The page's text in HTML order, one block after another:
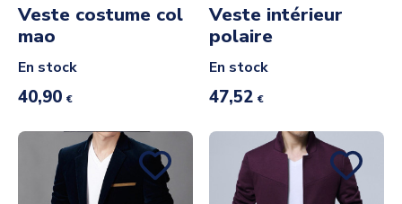
Veste costume col
mao
En stock
40,90 €
Veste intérieur
polaire
En stock
47,52 €